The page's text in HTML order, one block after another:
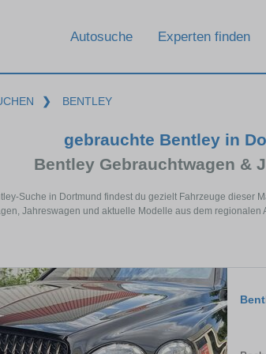
Autosuche Experten finden
❯ BENTLEY
gebrauchte Bentley in
Bentley Gebrauchtwagen &
Suche in Dortmund findest du gezielt Fahrzeuge dieser
Jahreswagen und aktuelle Modelle aus dem